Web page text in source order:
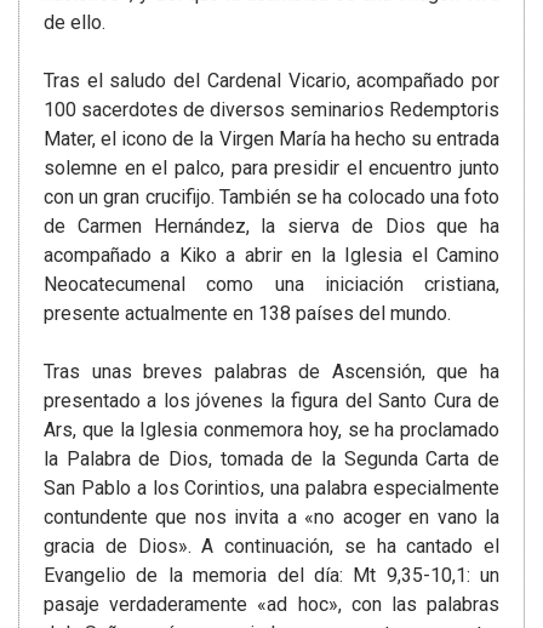
de ello.
Tras el saludo del Cardenal Vicario, acompañado por
100 sacerdotes de diversos seminarios Redemptoris
Mater, el icono de la Virgen María ha hecho su entrada
solemne en el palco, para presidir el encuentro junto
con un gran crucifijo. También se ha colocado una foto
de Carmen Hernández, la sierva de Dios que ha
acompañado a Kiko a abrir en la Iglesia el Camino
Neocatecumenal como una iniciación cristiana,
presente actualmente en 138 países del mundo.
Tras unas breves palabras de Ascensión, que ha
presentado a los jóvenes la figura del Santo Cura de
Ars, que la Iglesia conmemora hoy, se ha proclamado
la Palabra de Dios, tomada de la Segunda Carta de
San Pablo a los Corintios, una palabra especialmente
contundente que nos invita a «no acoger en vano la
gracia de Dios». A continuación, se ha cantado el
Evangelio de la memoria del día: Mt 9,35-10,1: un
pasaje verdaderamente «ad hoc», con las palabras